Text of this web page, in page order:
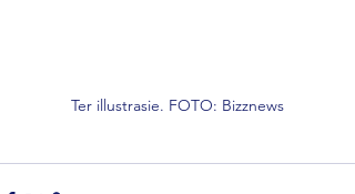
Ter illustrasie. FOTO: Bizznews